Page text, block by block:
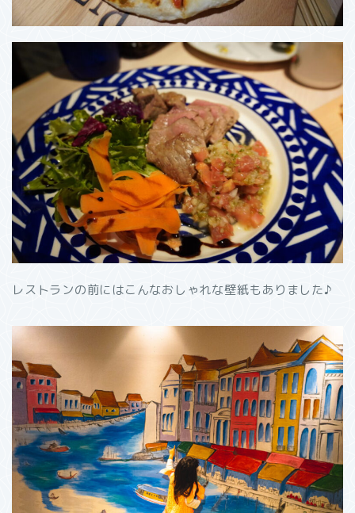
レストランの前にはこんなおしゃれな壁紙もありました♪